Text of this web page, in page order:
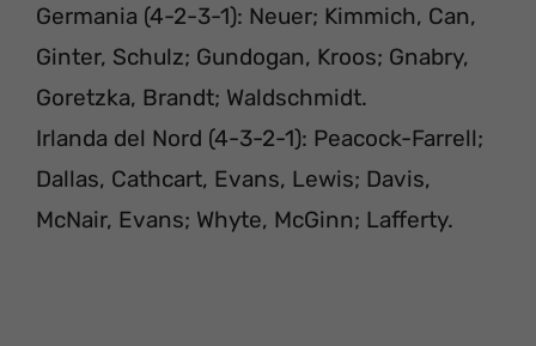
Germania (4-2-3-1): Neuer; Kimmich, Can,
Ginter, Schulz; Gundogan, Kroos; Gnabry,
Goretzka, Brandt; Waldschmidt.
Irlanda del Nord (4-3-2-1): Peacock-Farrell;
Dallas, Cathcart, Evans, Lewis; Davis,
McNair, Evans; Whyte, McGinn; Lafferty.